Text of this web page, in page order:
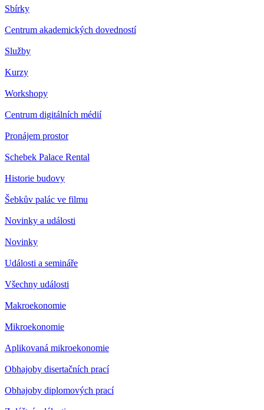
Sbírky
Centrum akademických dovedností
Služby
Kurzy
Workshopy
Centrum digitálních médií
Pronájem prostor
Schebek Palace Rental
Historie budovy
Šebkův palác ve filmu
Novinky a události
Novinky
Události a semináře
Všechny události
Makroekonomie
Mikroekonomie
Aplikovaná mikroekonomie
Obhajoby disertačních prací
Obhajoby diplomových prací